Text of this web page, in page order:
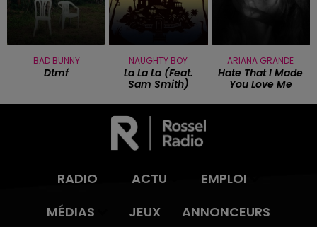
BAD BUNNY
Dtmf
NAUGHTY BOY
La La La (feat.
Sam Smith)
ARIANA GRANDE
Hate That I Made
You Love Me
RADIO ACTU
EMPLOI
MÉDIAS
JEUX ANNONCEURS